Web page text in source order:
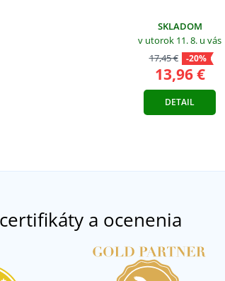
SKLADOM
v utorok 11. 8. u vás
17,45 €
-20%
13,96 €
DETAIL
a ocenenia